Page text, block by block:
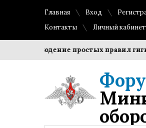
Главная Вход
Контакты
Личный кабинет
Соблюдение простых правил